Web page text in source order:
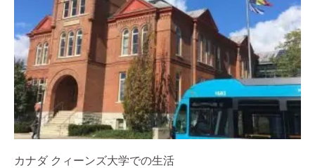
カナダ クィーンズ大学での生活